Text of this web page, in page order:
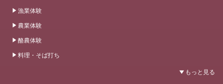
漁業体験
農業体験
酪農体験
料理・そば打ち